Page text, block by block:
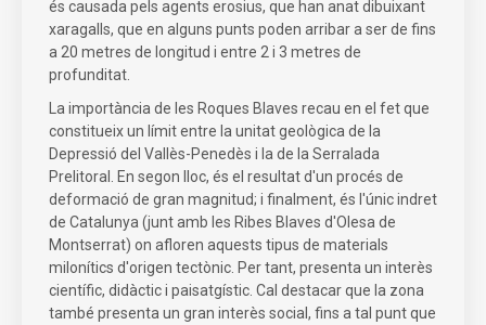
és causada pels agents erosius, que han anat dibuixant
xaragalls, que en alguns punts poden arribar a ser de fins
a 20 metres de longitud i entre 2 i 3 metres de
profunditat.
La importància de les Roques Blaves recau en el fet que
constitueix un límit entre la unitat geològica de la
Depressió del Vallès-Penedès i la de la Serralada
Prelitoral. En segon lloc, és el resultat d'un procés de
deformació de gran magnitud; i finalment, és l'únic indret
de Catalunya (junt amb les Ribes Blaves d'Olesa de
Montserrat) on afloren aquests tipus de materials
milonítics d'origen tectònic. Per tant, presenta un interès
científic, didàctic i paisatgístic. Cal destacar que la zona
també presenta un gran interès social, fins a tal punt que